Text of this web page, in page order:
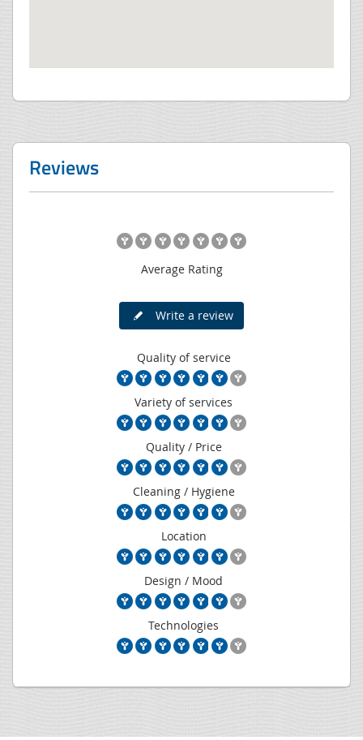
Reviews
Average Rating
Write a review
Quality of service
Variety of services
Quality / Price
Cleaning / Hygiene
Location
Design / Mood
Technologies